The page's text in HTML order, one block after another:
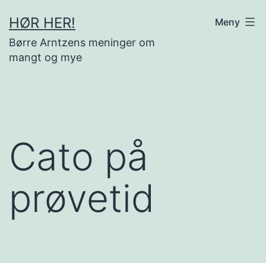
til
innhold
HØR HER!
Børre Arntzens meninger om
mangt og mye
Meny
Cato på
prøvetid